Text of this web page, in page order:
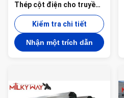
Thép cột điện cho truyền
tải
Kiểm tra chi tiết
Nhận một trích dẫn